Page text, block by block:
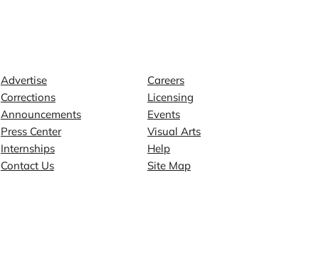
Advertise
Corrections
Announcements
Press Center
Internships
Contact Us
Careers
Licensing
Events
Visual Arts
Help
Site Map